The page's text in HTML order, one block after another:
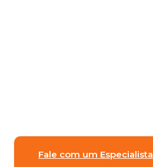
Fale com um Especialista